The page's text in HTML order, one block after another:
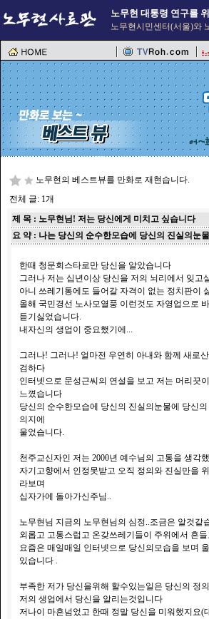
노무현 대통령 연구를
노무현시민센터(서울)와
노무현의 베스트뷰를 만화로 재현습니다.
전체 글: 1개
제 목 : 노무현님! 저는 당신에게 미치고 싶습니다
요 약 : 나는 당신의 순수한모습에 당신의 진실의눈
한때 청문회스타로만 당신을 알았습니다
그러나 저는 십년이상 당신을 저의 뇌리에서 잊고
아니 쓰레기통에도 들어갈 자격이 없는 정치판이
올해 국민경선 노사모열풍 이런것도 자영업으로
듣기싫었습니다.
내자신의 생업이 중요했기에...
그러나! 그러나! 얼마전 우연히 아내와 함께 새로
검하다
인터넷으로 문성근씨의 연설을 보고 저는 머리끗
느꼈습니다
당신의 순수한모습에 당신의 진실의눈물에 당신
의지에
울었습니다.
천주교신자인 저는 2000년 예수님의 고통을 생각
자기고향에서 인정못받고 오직 정의와 진실만을
라보며
십자가에 돌아가신주님..
노무현님 지금의 노무현님의 심정..조금은 알것같
외롭고 고통스럽고 온갖쓰레기들이 주위에서 흔
요즘은 매일매일 인터넷으로 당신의모습을 보며
있습니다 .
부족한 저가 당신을위해 할수있는일은 당신의 정
저의 생업에서 당신을 알리는것입니다
저나이 마흔넘었고 한때 정말 당신을 미워했지요(